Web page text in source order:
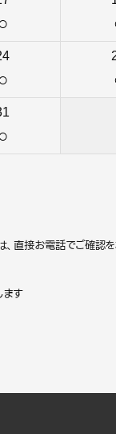
直接お電話でご確認を
す